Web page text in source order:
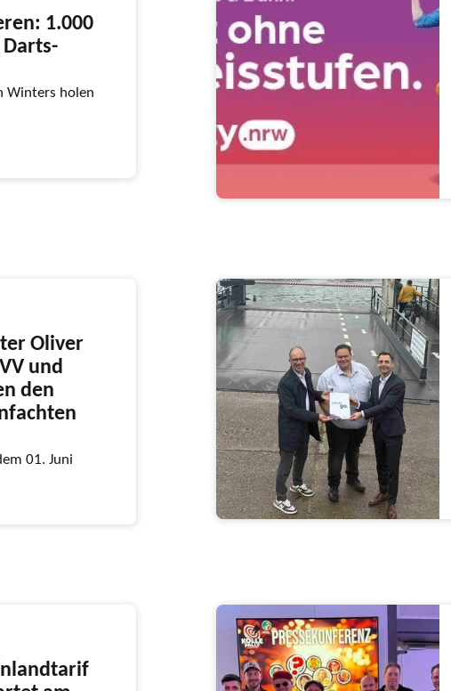
1.000
Winters holen
Oliver
und
den
01. Juni